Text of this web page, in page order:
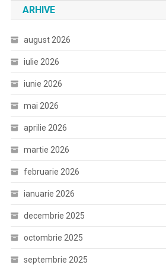
ARHIVE
august 2026
iulie 2026
iunie 2026
mai 2026
aprilie 2026
martie 2026
februarie 2026
ianuarie 2026
decembrie 2025
octombrie 2025
septembrie 2025